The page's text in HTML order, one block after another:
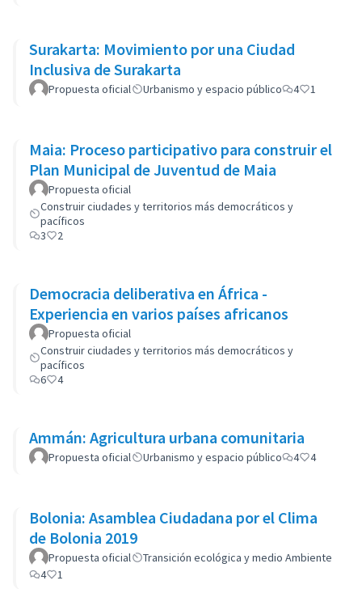
Surakarta: Movimiento por una Ciudad
Inclusiva de Surakarta
Propuesta oficial Urbanismo y espacio público 4 1
Maia: Proceso participativo para construir el
Plan Municipal de Juventud de Maia
Propuesta oficial
Construir ciudades y territorios más democráticos y
pacíficos
3
2
Democracia deliberativa en África -
Experiencia en varios países africanos
Propuesta oficial
Construir ciudades y territorios más democráticos y
pacíficos
6
4
Ammán: Agricultura urbana comunitaria
Propuesta oficial Urbanismo y espacio público 4 4
Bolonia: Asamblea Ciudadana por el Clima
de Bolonia 2019
Propuesta oficial
Transición ecológica y medio Ambiente
4
1